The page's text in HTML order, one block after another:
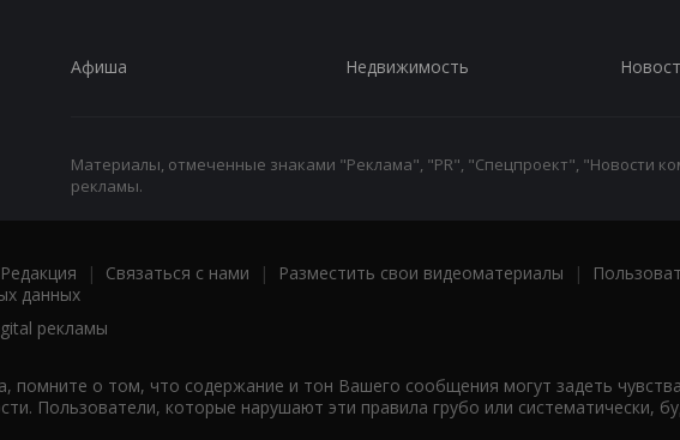
Афиша Недвижимость
Материалы, отмеченные знаками "Реклама", "PR", "Спецпроект", "Новости
рекламы.
Редакция | Связаться с нами | Разместить свои видеоматериалы |
данных
рекламы
помните о том, что содержание и тон Вашего сообщения могут задеть
Пользователи, которые нарушают эти правила грубо или систематически,